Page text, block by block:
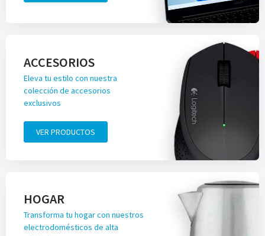
ACCESORIOS
Eleva tu estilo con nuestra
colección de accesorios
exclusivos
VER PRODUCTOS
HOGAR
Transforma tu hogar con nuestros
electrodomésticos de alta